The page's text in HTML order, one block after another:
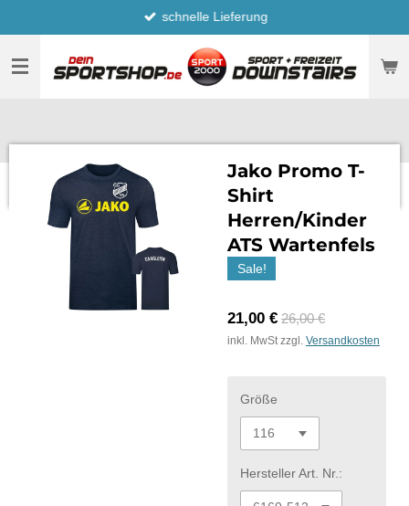
Hauptinhalt
springen
schnelle Lieferung
Jako Promo T-
Shirt
Herren/Kinder
ATS Wartenfels
Sale!
21,00 € 26,00 €
inkl. MwSt zzgl. Versandkosten
Größe
Hersteller Art. Nr.: